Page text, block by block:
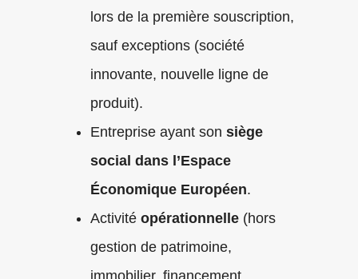
lors de la première souscription,
sauf exceptions (société
innovante, nouvelle ligne de
produit).
Entreprise ayant son siège
social dans l’Espace
Économique Européen.
Activité opérationnelle(hors
gestion de patrimoine,
immobilier, financement,